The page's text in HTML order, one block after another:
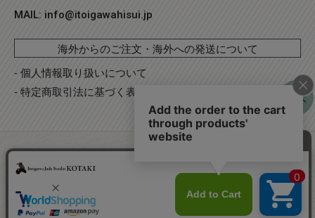
MAIL: info@itoigawahisui.jp
海外からのご注文・海外への発送について
- 個人情報取り扱いについて
- 特定商取引法に基づく表記
©